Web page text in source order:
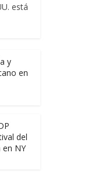
está
y
en
del
en NY